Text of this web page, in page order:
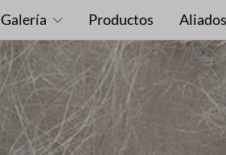
Galería Productos Aliados